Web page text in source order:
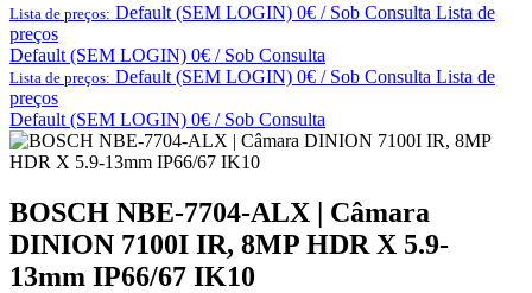
Lista de preços: Default (SEM LOGIN) 0€ / Sob Consulta Lista de
preços
Default (SEM LOGIN) 0€ / Sob Consulta
Lista de preços: Default (SEM LOGIN) 0€ / Sob Consulta Lista de
preços
Default (SEM LOGIN) 0€ / Sob Consulta
BOSCH NBE-7704-ALX | Câmara
DINION 7100I IR, 8MP HDR X 5.9-
13mm IP66/67 IK10